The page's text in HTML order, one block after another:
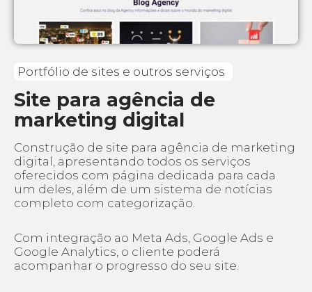
Portfólio de sites e outros serviços
Site para agência de
marketing digital
Construção de site para agência de marketing
digital, apresentando todos os serviços
oferecidos com página dedicada para cada
um deles, além de um sistema de notícias
completo com categorização.
Com integração ao Meta Ads, Google Ads e
Google Analytics, o cliente poderá
acompanhar o progresso do seu site.